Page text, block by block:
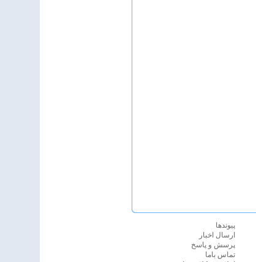
پيوندها
ارسال اخبار
پرسش و پاسخ
تماس باما